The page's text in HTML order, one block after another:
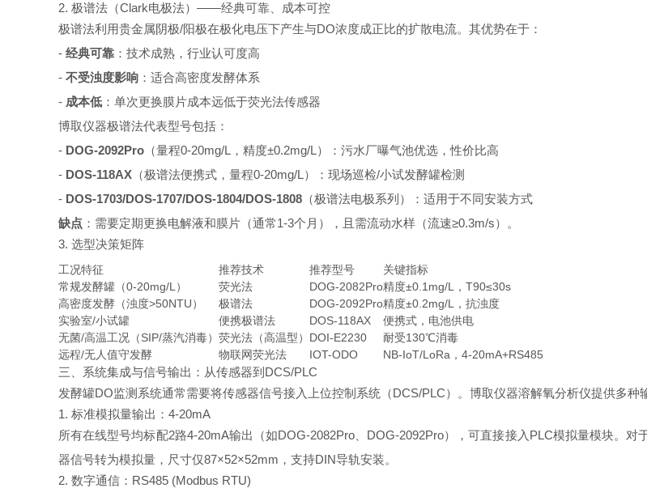
2. 极谱法（Clark电极法）——经典可靠、成本可控
极谱法利用贵金属阴极/阳极在极化电压下产生与DO浓度成正比的扩散电流。其优势在于：
- 经典可靠 ：技术成熟，行业认可度高
- 不受浊度影响 ：适合高密度发酵体系
- 成本低 ：单次更换膜片成本远低于荧光法传感器
博取仪器极谱法代表型号包括：
- DOG-2092Pro （量程0-20mg/L，精度±0.2mg/L）：污水厂曝气池优选，性价比高
- DOS-118AX （极谱法便携式，量程0-20mg/L）：现场巡检/小试发酵罐检测
- DOS-1703/DOS-1707/DOS-1804/DOS-1808 （极谱法电极系列）：适用于不同安装方式
缺点 ：需要定期更换电解液和膜片（通常1-3个月），且需流动水样（流速≥0.3m/s）。
3. 选型决策矩阵
工况特征 推荐技术 推荐型号
关键指标
常规发酵罐（0-20mg/L）
荧光法 DOG-2082Pro精度±0.1mg/L，T90≤30s
高密度发酵（浊度>50NTU）
极谱法 DOG-2092Pro精度±0.2mg/L，抗浊度
实验室/小试罐
便携极谱法 DOS-118AX
便携式，电池供电
无菌/高温工况（SIP/蒸汽消毒） 荧光法（高温型） DOI-E2230
耐受130℃消毒
远程/无人值守发酵
物联网荧光法 IOT-ODO NB-IoT/LoRa，4-20mA+RS485
三、系统集成与信号输出：从传感器到DCS/PLC
发酵罐DO监测系统通常需要将传感器信号接入上位控制系统（DCS/PLC）。博取仪器溶解氧分析仪提供多种
1. 标准模拟量输出：4-20mA
所有在线型号均标配2路4-20mA输出（如DOG-2082Pro、DOG-2092Pro），可直接接入PLC模拟量模块。对
器信号转为模拟量，尺寸仅87×52×52mm，支持DIN导轨安装。
2. 数字通信：RS485 (Modbus RTU)